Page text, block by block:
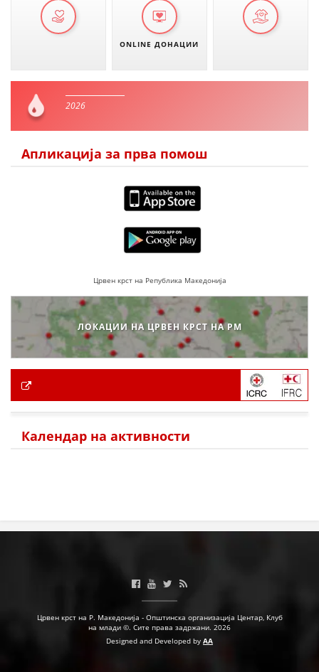
ONLINE ДОНАЦИИ
2026
Апликација за прва помош
Црвен крст на Република Македонија
ЛОКАЦИИ НА ЦРВЕН КРСТ НА РМ
Календар на активности
Црвен крст на Р. Македонија - Општинска организација Центар, Клуб
на млади ©. Сите права задржани. 2026
Designed and Developed by AA